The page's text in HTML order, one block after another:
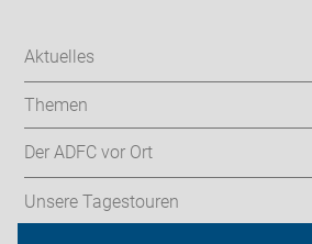
Aktuelles
Themen
Der ADFC vor Ort
Unsere Tagestouren